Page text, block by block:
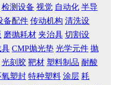
检测设备 视觉 自动化 半导
备配件 传动机构 清洗设
磨抛耗材 夹治具 切割设
具 CMP抛光垫 光学元件 抛
光刻胶 靶材 塑料制品 耐酸
氧塑封 特种塑料 涂层 耗